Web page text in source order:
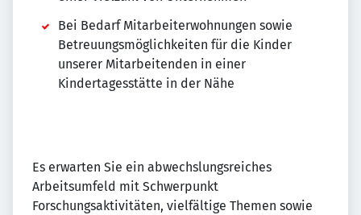
Bei Bedarf Mitarbeiterwohnungen sowie
Betreuungsmöglichkeiten für die Kinder
unserer Mitarbeitenden in einer
Kindertagesstätte in der Nähe
Es erwarten Sie ein abwechslungsreiches
Arbeitsumfeld mit Schwerpunkt
Forschungsaktivitäten, vielfältige Themen sowie